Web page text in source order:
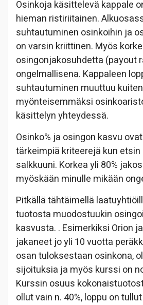
Osinkoja käsittelevä kappale
hieman ristiriitainen.
suhtautuminen osinkoihin ja
on varsin kriittinen. Myös
osingonjakosuhdetta (payout
ongelmallisena. Kappaleen
suhtautuminen muuttuu
myönteisemmäksi
käsittelyn yhteydessä.
Osinko% ja osingon kasvu
tärkeimpiä kriteerejä kun
salkkuuni. Korkea yli 80%
myöskään minulle mikään
Pitkällä tähtäimellä
tuotosta muodostuukin
kasvusta. . Esimerkiksi Orion
jakaneet jo yli 10 vuotta
osan tuloksestaan osinkona,
sijoituksia ja myös kurssi on
Kurssin osuus
ollut vain n. 40%, loppu on